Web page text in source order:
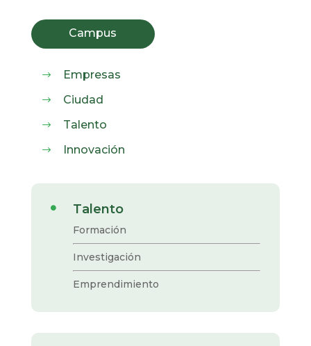
Campus
$ Empresas
$ Ciudad
$ Talento
$ Innovación
 Talento
Formación
Investigación
Emprendimiento